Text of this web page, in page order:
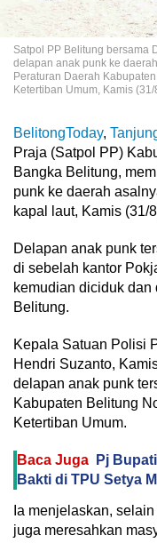
Satpol PP Belitung bersama
delapan anak punk ke
Peraturan Daerah
Ketertiban Umum, Kamis
BelitongToday,
Praja (Satpol PP)
Bangka Belitung,
punk ke daerah
kapal laut, Kamis (31/
Delapan anak punk
di sebelah kantor
kemudian diciduk
Belitung.
Kepala Satuan Polisi
Hendri Suzanto,
delapan anak punk
Kabupaten Belitung
Ketertiban Umum.
Baca Juga
Pj
Bakti di TPU Setya
Ia menjelaskan,
juga meresahkan